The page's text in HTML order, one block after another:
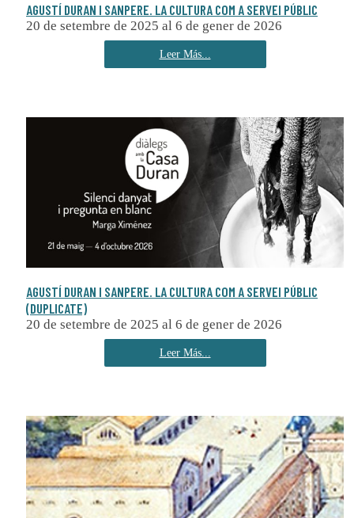
AGUSTÍ DURAN I SANPERE. LA CULTURA COM A SERVEI PÚBLIC
20 de setembre de 2025 al 6 de gener de 2026
Leer Más...
AGUSTÍ DURAN I SANPERE. LA CULTURA COM A SERVEI PÚBLIC
(DUPLICATE)
20 de setembre de 2025 al 6 de gener de 2026
Leer Más...